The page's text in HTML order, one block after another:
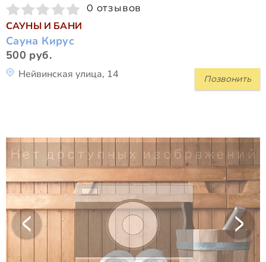
0 отзывов
САУНЫ И БАНИ
Сауна Кирус
500 руб.
Позвонить
Нейвинская улица, 14